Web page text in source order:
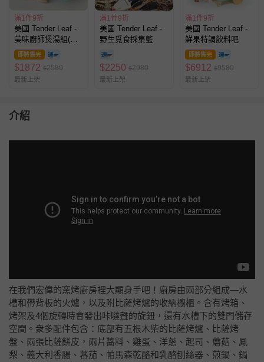
滿1件9折
美國 Tender Leaf -
美味廚師煲湯組(木
製玩具/家家酒/角色
扮演)
即將售完
$1872 $2580
最新上架
滿1件9折
美國 Tender Leaf -
野生覓食採集籃
$2250 $2980
最新上架
滿1件9折
美國 Tender Leaf -
鮮果特調飲料吧
即將售完
$6912 $9580
最新上架
介紹
在我們宏偉的窯烤廚房裡大顯身手吧！廚房由兩部分組成—水
槽和帶背板的火爐，以及附比薩烤爐的收納櫥櫃。含有烤箱、
烤架及4個旋轉時會發出咔噠聲的旋鈕，還有水槽下的雙門儲存
空間。衆多配件包含：底部有五根木柴的比薩烤爐、比薩烤
盤、兩張比薩餅皮，兩片醬料、雞蛋、洋蔥、起司、蘑菇、鳳
梨、義大利香腸、蕃茄、帕馬森乾酪和乳酪刨絲器、煎鍋、鍋